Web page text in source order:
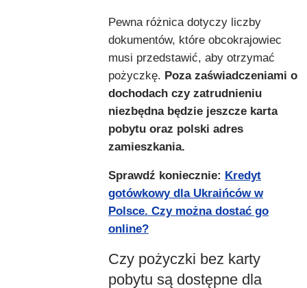
Pewna różnica dotyczy liczby
dokumentów, które obcokrajowiec
musi przedstawić, aby otrzymać
pożyczkę. Poza zaświadczeniami o
dochodach czy zatrudnieniu
niezbędna będzie jeszcze karta
pobytu oraz polski adres
zamieszkania.
Sprawdź koniecznie: Kredyt
gotówkowy dla Ukraińców w
Polsce. Czy można dostać go
online?
Czy pożyczki bez karty
pobytu są dostępne dla